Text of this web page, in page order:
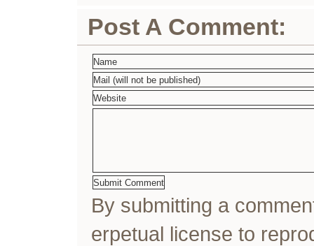
Post A Comment:
By submitting a
erpetual license to